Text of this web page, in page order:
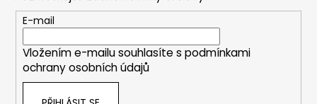
E-mail
Vložením e-mailu souhlasíte s podmínkami
ochrany osobních údajů